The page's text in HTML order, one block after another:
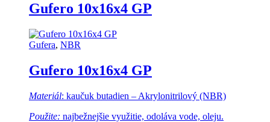
Gufero 10x16x4 GP
Gufera, NBR
Gufero 10x16x4 GP
Materiál: kaučuk butadien – Akrylonitrilový (NBR)
Použite: najbežnejšie využitie, odoláva vode, oleju.